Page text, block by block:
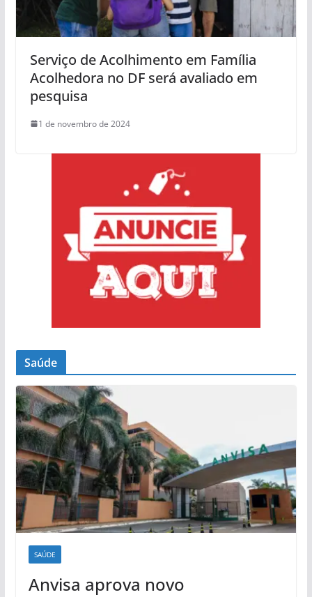
Serviço de Acolhimento em Família
Acolhedora no DF será avaliado em
pesquisa
1 de novembro de 2024
Saúde
SAÚDE
Anvisa aprova novo